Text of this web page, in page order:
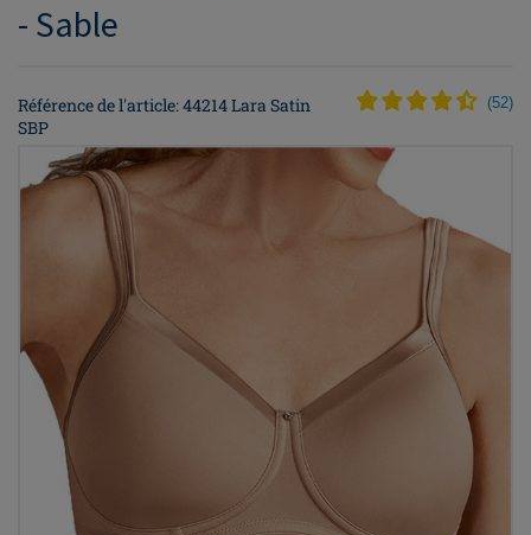
- Sable
Référence de l'article: 44214 Lara Satin
SBP
(52)